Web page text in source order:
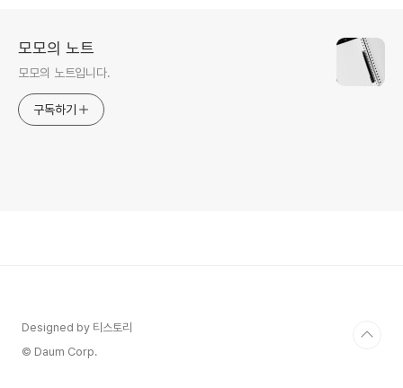
모모의 노트
모모의 노트입니다.
구독하기
Designed by 티스토리
© Daum Corp.